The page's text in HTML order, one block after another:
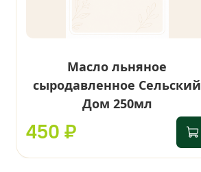
Масло льняное
сыродавленное Сельский
Дом 250мл
450 ₽